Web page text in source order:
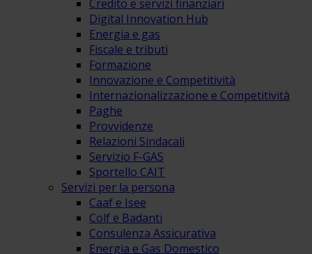
Credito e servizi finanziari
Digital Innovation Hub
Energia e gas
Fiscale e tributi
Formazione
Innovazione e Competitività
Internazionalizzazione e Competitività
Paghe
Provvidenze
Relazioni Sindacali
Servizio F-GAS
Sportello CAIT
Servizi per la persona
Caaf e Isee
Colf e Badanti
Consulenza Assicurativa
Energia e Gas Domestico